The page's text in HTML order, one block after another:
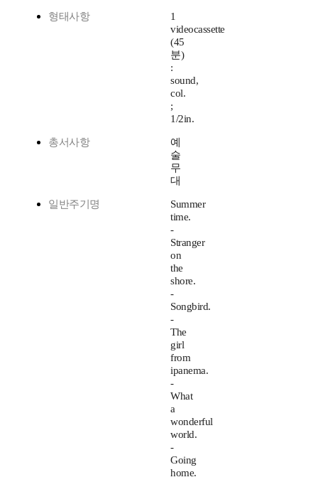
형태사항
1
videocassette
(45
분)
:
sound,
col.
;
1/2in.
총서사항
예
술
무
대
일반주기명
Summer
time.
-
Stranger
on
the
shore.
-
Songbird.
-
The
girl
from
ipanema.
-
What
a
wonderful
world.
-
Going
home.